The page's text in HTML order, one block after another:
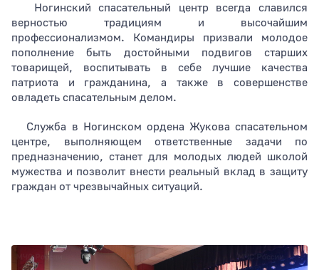
Ногинский спасательный центр всегда славился
верностью традициям и высочайшим
профессионализмом. Командиры призвали молодое
пополнение быть достойными подвигов старших
товарищей, воспитывать в себе лучшие качества
патриота и гражданина, а также в совершенстве
овладеть спасательным делом.
Служба в Ногинском ордена Жукова спасательном
центре, выполняющем ответственные задачи по
предназначению, станет для молодых людей школой
мужества и позволит внести реальный вклад в защиту
граждан от чрезвычайных ситуаций.